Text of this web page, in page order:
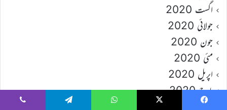
اگست 2020
جولائی 2020
جون 2020
مئی 2020
اپریل 2020
مارچ 2020
فروری 2020